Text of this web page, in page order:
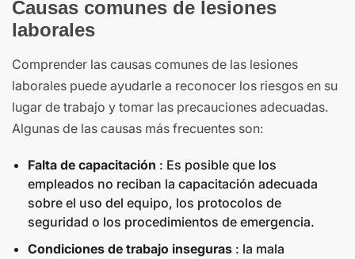
Causas comunes de lesiones
laborales
Comprender las causas comunes de las lesiones
laborales puede ayudarle a reconocer los riesgos en su
lugar de trabajo y tomar las precauciones adecuadas.
Algunas de las causas más frecuentes son:
Falta de capacitación : Es posible que los
empleados no reciban la capacitación adecuada
sobre el uso del equipo, los protocolos de
seguridad o los procedimientos de emergencia.
Condiciones de trabajo inseguras : la mala